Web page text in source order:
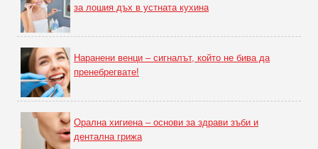
за лошия дъх в устната кухина
Наранени венци – сигналът, който не бива да
пренебрегвате!
Орална хигиена – основи за здрави зъби и
дентална грижа